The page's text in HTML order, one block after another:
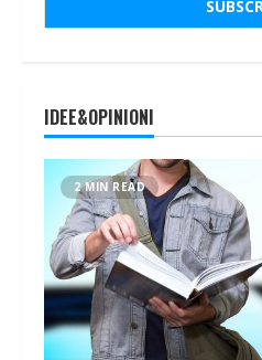
IDEE&OPINIONI
2 MIN READ